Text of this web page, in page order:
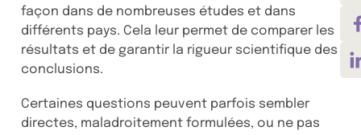
façon dans de nombreuses études et dans
différents pays. Cela leur permet de comparer les
résultats et de garantir la rigueur scientifique des
conclusions.
Certaines questions peuvent parfois sembler
directes, maladroitement formulées, ou ne pas